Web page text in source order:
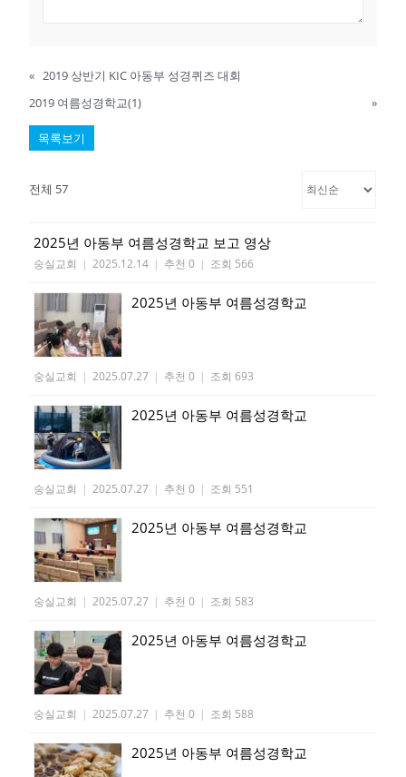
« 2019 상반기 KIC 아동부 성경퀴즈 대회
2019 여름성경학교(1)
»
목록보기
전체 57
2025년 아동부 여름성경학교 보고 영상
숭실교회 | 2025.12.14 | 추천 0 | 조회 566
2025년 아동부 여름성경학교
숭실교회 | 2025.07.27 | 추천 0 | 조회 693
2025년 아동부 여름성경학교
숭실교회 | 2025.07.27 | 추천 0 | 조회 551
2025년 아동부 여름성경학교
숭실교회 | 2025.07.27 | 추천 0 | 조회 583
2025년 아동부 여름성경학교
숭실교회 | 2025.07.27 | 추천 0 | 조회 588
2025년 아동부 여름성경학교